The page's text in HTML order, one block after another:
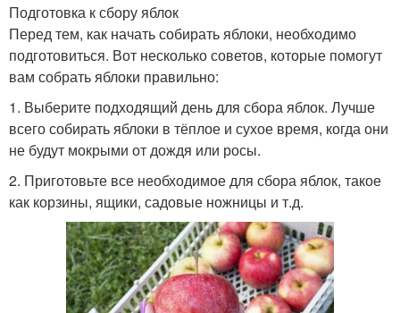
Подготовка к сбору яблок
Перед тем, как начать собирать яблоки, необходимо
подготовиться. Вот несколько советов, которые помогут
вам собрать яблоки правильно:
1. Выберите подходящий день для сбора яблок. Лучше
всего собирать яблоки в тёплое и сухое время, когда они
не будут мокрыми от дождя или росы.
2. Приготовьте все необходимое для сбора яблок, такое
как корзины, ящики, садовые ножницы и т.д.